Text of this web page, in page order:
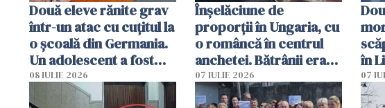
Două eleve rănite grav
într-un atac cu cuțitul la
o școală din Germania.
Un adolescent a fost
arestat
08 IULIE 2026
Înșelăciune de
proporții în Ungaria, cu
o româncă în centrul
anchetei. Bătrânii erau
puși să lase la poartă
genți cu aur și bani
07 IULIE 2026
în
07